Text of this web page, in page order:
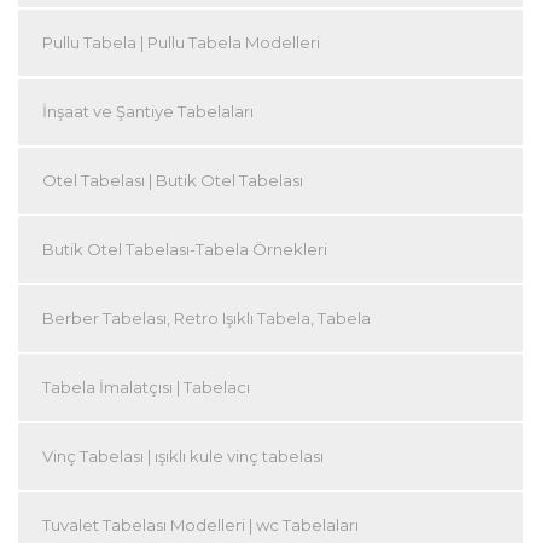
Pullu Tabela | Pullu Tabela Modelleri
İnşaat ve Şantiye Tabelaları
Otel Tabelası | Butik Otel Tabelası
Butik Otel Tabelası-Tabela Örnekleri
Berber Tabelası, Retro Işıklı Tabela, Tabela
Tabela İmalatçısı | Tabelacı
Vinç Tabelası | ışıklı kule vinç tabelası
Tuvalet Tabelası Modelleri | wc Tabelaları